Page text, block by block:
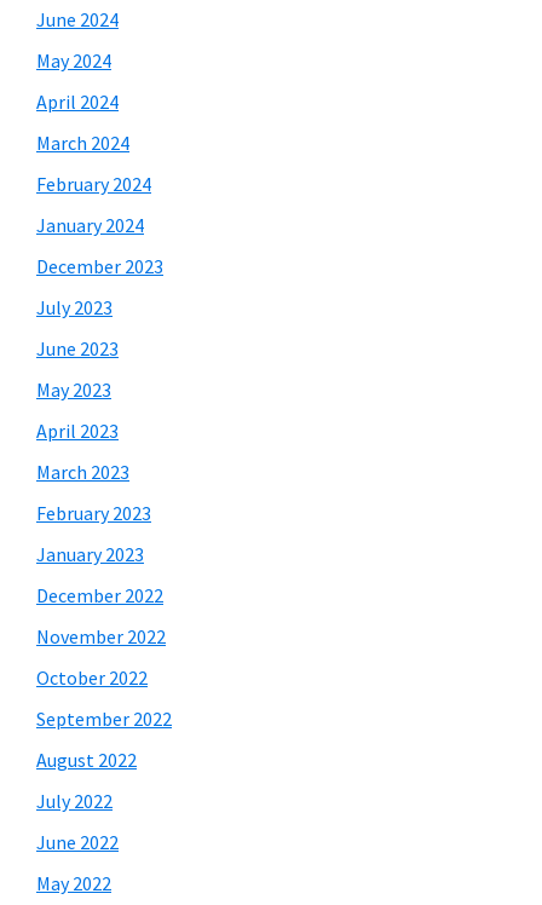
June 2024
May 2024
April 2024
March 2024
February 2024
January 2024
December 2023
July 2023
June 2023
May 2023
April 2023
March 2023
February 2023
January 2023
December 2022
November 2022
October 2022
September 2022
August 2022
July 2022
June 2022
May 2022